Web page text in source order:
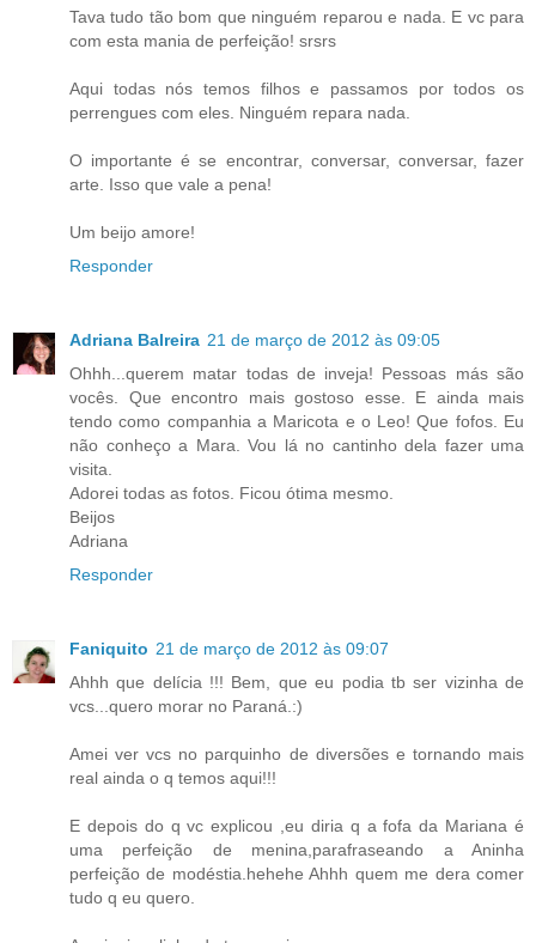
Tava tudo tão bom que ninguém reparou e nada. E vc para
com esta mania de perfeição! srsrs
Aqui todas nós temos filhos e passamos por todos os
perrengues com eles. Ninguém repara nada.
O importante é se encontrar, conversar, conversar, fazer
arte. Isso que vale a pena!
Um beijo amore!
Responder
Adriana Balreira 21 de março de 2012 às 09:05
Ohhh...querem matar todas de inveja! Pessoas más são
vocês. Que encontro mais gostoso esse. E ainda mais
tendo como companhia a Maricota e o Leo! Que fofos. Eu
não conheço a Mara. Vou lá no cantinho dela fazer uma
visita.
Adorei todas as fotos. Ficou ótima mesmo.
Beijos
Adriana
Responder
Faniquito 21 de março de 2012 às 09:07
Ahhh que delícia !!! Bem, que eu podia tb ser vizinha de
vcs...quero morar no Paraná.:)
Amei ver vcs no parquinho de diversões e tornando mais
real ainda o q temos aqui!!!
E depois do q vc explicou ,eu diria q a fofa da Mariana é
uma perfeição de menina,parafraseando a Aninha
perfeição de modéstia.hehehe Ahhh quem me dera comer
tudo q eu quero.